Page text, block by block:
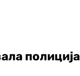
полиција